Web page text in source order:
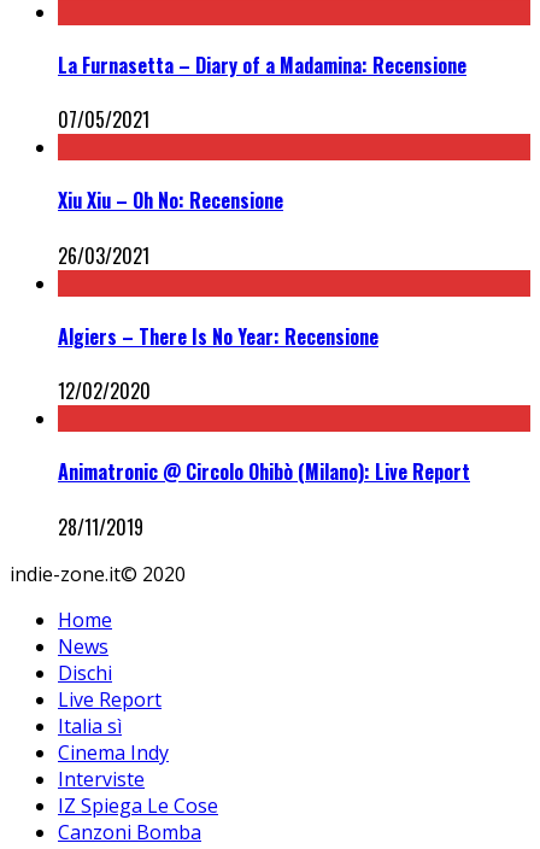
La Furnasetta – Diary of a Madamina: Recensione
07/05/2021
Xiu Xiu – Oh No: Recensione
26/03/2021
Algiers – There Is No Year: Recensione
12/02/2020
Animatronic @ Circolo Ohibò (Milano): Live Report
28/11/2019
indie-zone.it© 2020
Home
News
Dischi
Live Report
Italia sì
Cinema Indy
Interviste
IZ Spiega Le Cose
Canzoni Bomba